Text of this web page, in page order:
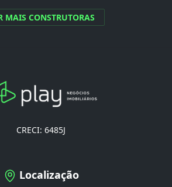
MAIS CONSTRUTORAS
CRECI: 6485J
Localização